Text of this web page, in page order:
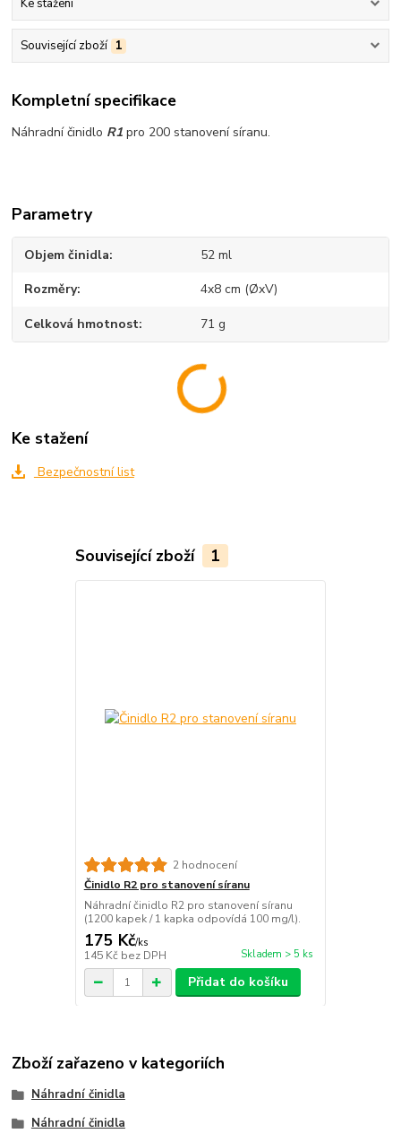
Ke stažení
Související zboží 1
Kompletní specifikace
Náhradní činidlo R1 pro 200 stanovení síranu.
Parametry
Objem činidla 52 ml
Rozměry 4x8 cm (ØxV)
Celková hmotnost 71 g
Ke stažení
Bezpečnostní list
Související zboží 1
2 hodnocení
Činidlo R2 pro stanovení síranu
Náhradní činidlo R2 pro stanovení síranu
(1200 kapek / 1 kapka odpovídá 100 mg/l).
175 Kč/ks
145 Kč bez DPH Skladem > 5 ks
Přidat do košíku
Zboží zařazeno v kategoriích
Náhradní činidla
Náhradní činidla